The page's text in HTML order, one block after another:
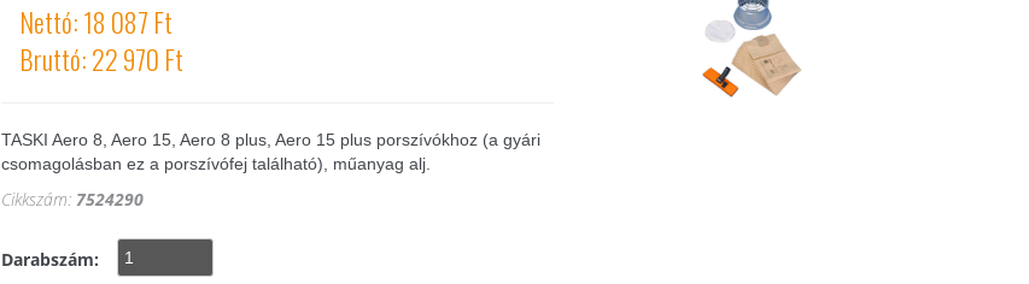
Nettó: 18 087 Ft
Bruttó: 22 970 Ft
TASKI Aero 8, Aero 15, Aero 8 plus, Aero 15 plus porszívókhoz (a gyári
csomagolásban ez a porszívófej található), műanyag alj.
Cikkszám: 7524290
Darabszám: